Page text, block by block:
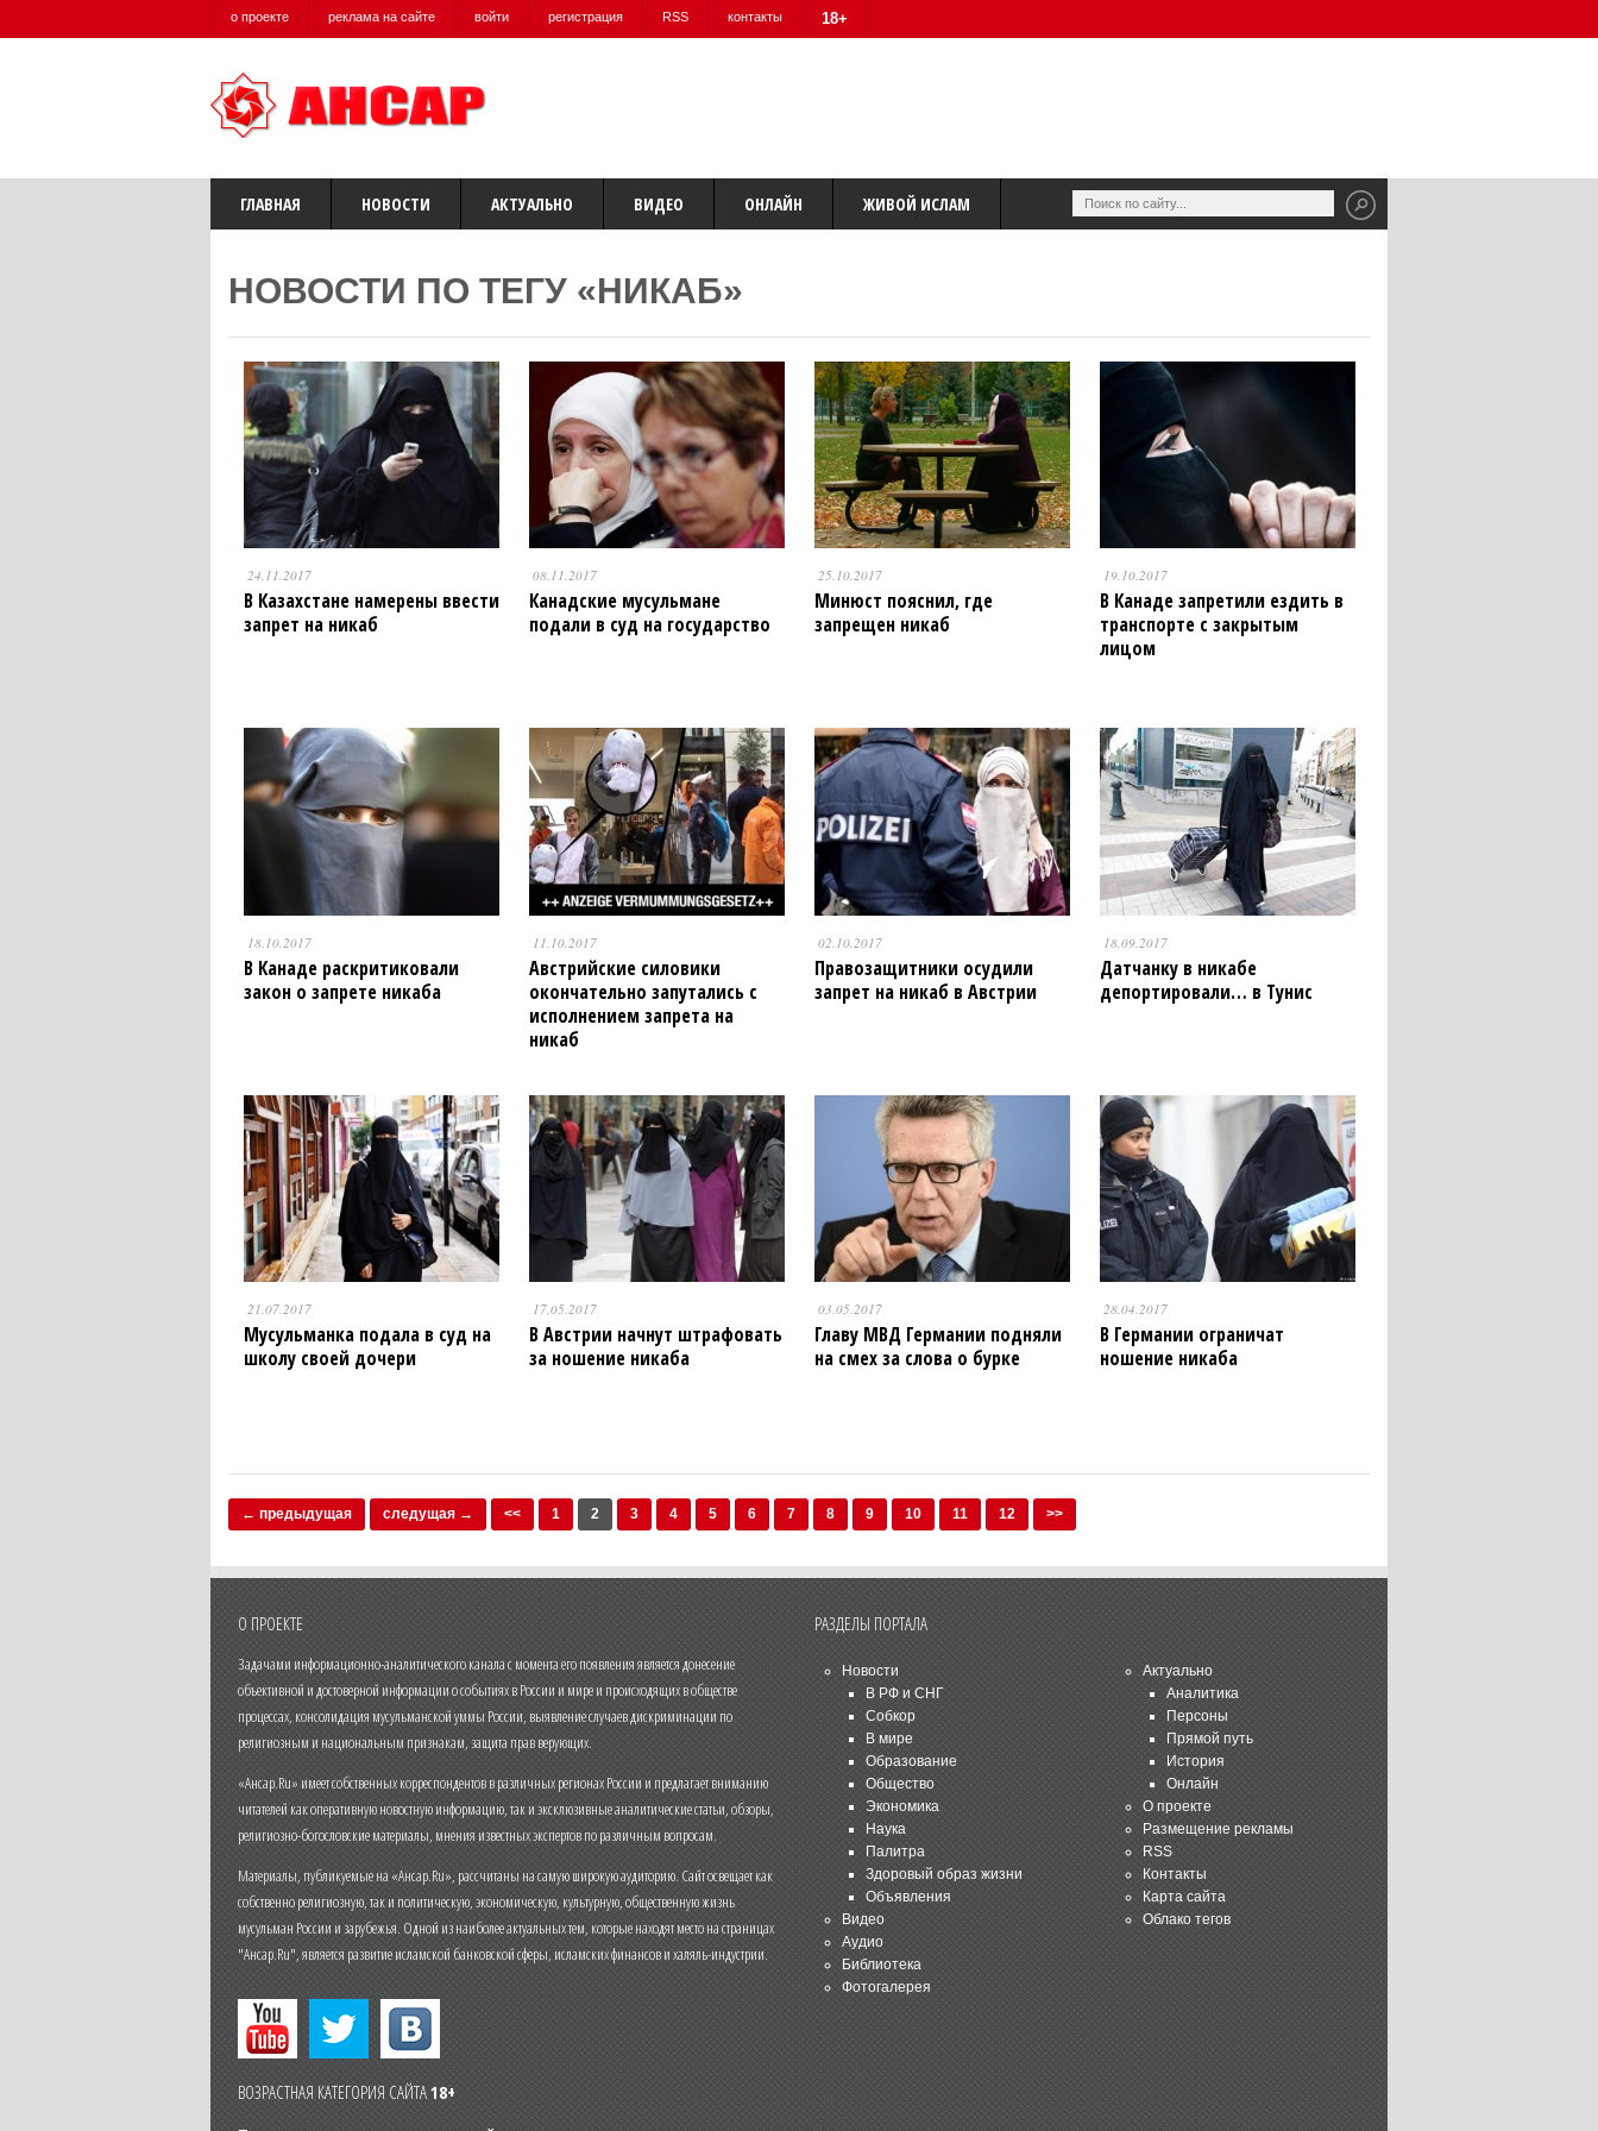
о проекте реклама на сайте войти регистрация RSS контакты 18+
ГЛАВНАЯ НОВОСТИ АКТУАЛЬНО ВИДЕО ОНЛАЙН ЖИВОЙ ИСЛАМ
НОВОСТИ ПО ТЕГУ «НИКАБ»
24.11.2017
В Казахстане намерены ввести
запрет на никаб
08.11.2017
Канадские мусульмане
подали в суд на государство
25.10.2017
Минюст пояснил, где
запрещен никаб
19.10.2017
В Канаде запретили ездить в
транспорте с закрытым
лицом
18.10.2017
В Канаде раскритиковали
закон о запрете никаба
11.10.2017
Австрийские силовики
окончательно запутались с
исполнением запрета на
никаб
02.10.2017
Правозащитники осудили
запрет на никаб в Австрии
18.09.2017
Датчанку в никабе
депортировали… в Тунис
21.07.2017
Мусульманка подала в суд на
школу своей дочери
17.05.2017
В Австрии начнут штрафовать
за ношение никаба
03.05.2017
Главу МВД Германии подняли
на смех за слова о бурке
28.04.2017
В Германии ограничат
ношение никаба
← предыдущая следущая → << 1 2 3 4 5 6 7 8 9 10 11 12 >>
О ПРОЕКТЕ
Задачами информационно-аналитического канала с момента его появления является донесение
объективной и достоверной информации о событиях в России и мире и происходящих в обществе
процессах, консолидация мусульманской уммы России, выявление случаев дискриминации по
религиозным и национальным признакам, защита прав верующих.
«Ансар.Ru» имеет собственных корреспондентов в различных регионах России и предлагает вниманию
читателей как оперативную новостную информацию, так и эксклюзивные аналитические статьи, обзоры,
религиозно-богословские материалы, мнения известных экспертов по различным вопросам.
Материалы, публикуемые на «Ансар.Ru», рассчитаны на самую широкую аудиторию. Сайт освещает как
собственно религиозную, так и политическую, экономическую, культурную, общественную жизнь
мусульман России и зарубежья. Одной из наиболее актуальных тем, которые находят место на страницах
"Ансар.Ru", является развитие исламской банковской сферы, исламских финансов и халяль-индустрии.
ВОЗРАСТНАЯ КАТЕГОРИЯ САЙТА18+
РАЗДЕЛЫ ПОРТАЛА
Новости
В РФ и СНГ
Собкор
В мире
Образование
Общество
Экономика
Наука
Палитра
Здоровый образ жизни
Объявления
Видео
Аудио
Библиотека
Фотогалерея
Актуально
Аналитика
Персоны
Прямой путь
История
Онлайн
О проекте
Размещение рекламы
RSS
Контакты
Карта сайта
Облако тегов